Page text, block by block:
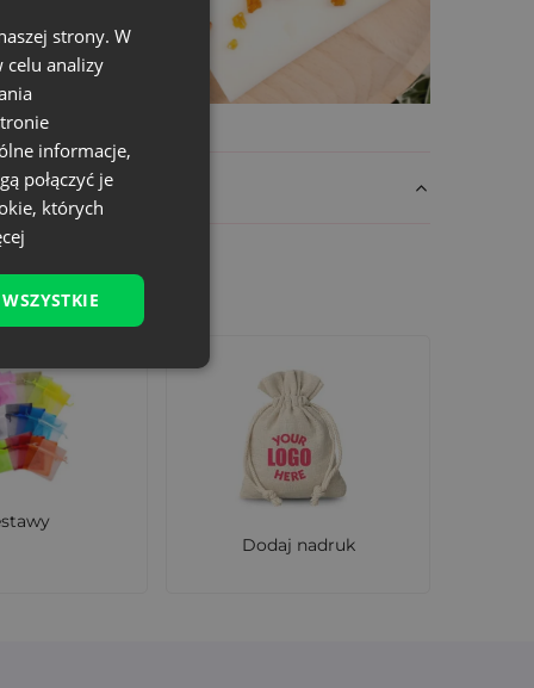
wszechstronne akcesoria, na których
je pieczątkami.
laserowe cięcie w sklejce o grubości
i przypalenia na obrzeżach nie stanowią
z imieniem do prezentów na Boże
Dodaj nadruk
strony. W
celu analizy
informacje,
połączyć je
których